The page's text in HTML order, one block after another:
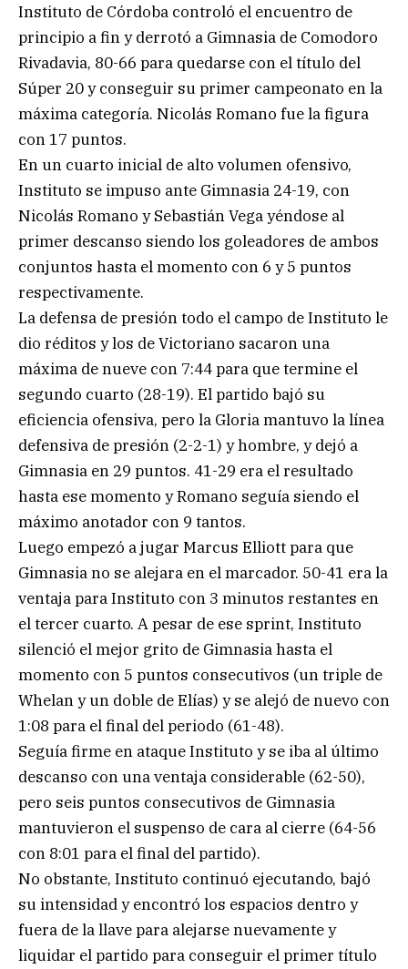
Instituto de Córdoba controló el encuentro de
principio a fin y derrotó a Gimnasia de Comodoro
Rivadavia, 80-66 para quedarse con el título del
Súper 20 y conseguir su primer campeonato en la
máxima categoría. Nicolás Romano fue la figura
con 17 puntos.
En un cuarto inicial de alto volumen ofensivo,
Instituto se impuso ante Gimnasia 24-19, con
Nicolás Romano y Sebastián Vega yéndose al
primer descanso siendo los goleadores de ambos
conjuntos hasta el momento con 6 y 5 puntos
respectivamente.
La defensa de presión todo el campo de Instituto le
dio réditos y los de Victoriano sacaron una
máxima de nueve con 7:44 para que termine el
segundo cuarto (28-19). El partido bajó su
eficiencia ofensiva, pero la Gloria mantuvo la línea
defensiva de presión (2-2-1) y hombre, y dejó a
Gimnasia en 29 puntos. 41-29 era el resultado
hasta ese momento y Romano seguía siendo el
máximo anotador con 9 tantos.
Luego empezó a jugar Marcus Elliott para que
Gimnasia no se alejara en el marcador. 50-41 era la
ventaja para Instituto con 3 minutos restantes en
el tercer cuarto. A pesar de ese sprint, Instituto
silenció el mejor grito de Gimnasia hasta el
momento con 5 puntos consecutivos (un triple de
Whelan y un doble de Elías) y se alejó de nuevo con
1:08 para el final del periodo (61-48).
Seguía firme en ataque Instituto y se iba al último
descanso con una ventaja considerable (62-50),
pero seis puntos consecutivos de Gimnasia
mantuvieron el suspenso de cara al cierre (64-56
con 8:01 para el final del partido).
No obstante, Instituto continuó ejecutando, bajó
su intensidad y encontró los espacios dentro y
fuera de la llave para alejarse nuevamente y
liquidar el partido para conseguir el primer título